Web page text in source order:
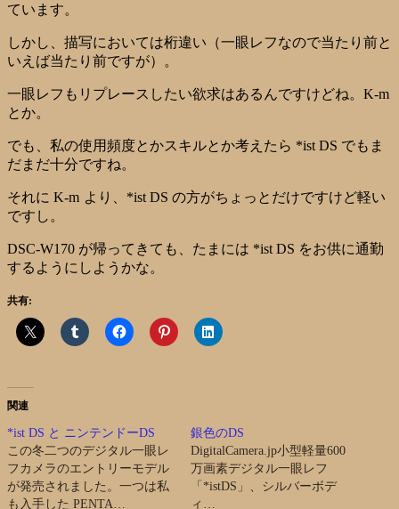
ています。
しかし、描写においては桁違い（一眼レフなので当たり前と
いえば当たり前ですが）。
一眼レフもリプレースしたい欲求はあるんですけどね。K-m
とか。
でも、私の使用頻度とかスキルとか考えたら *ist DS でもま
だまだ十分ですね。
それに K-m より、*ist DS の方がちょっとだけですけど軽い
ですし。
DSC-W170 が帰ってきても、たまには *ist DS をお供に通勤
するようにしようかな。
共有:
関連
*ist DS と ニンテンドーDS
この冬二つのデジタル一眼レ
フカメラのエントリーモデル
が発売されました。一つは私
も入手した PENTA…
銀色のDS
DigitalCamera.jp小型軽量600
万画素デジタル一眼レフ
「*istDS」、シルバーボデ
ィ…